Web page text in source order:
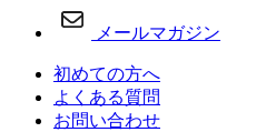
メールマガジン
初めての方へ
よくある質問
お問い合わせ